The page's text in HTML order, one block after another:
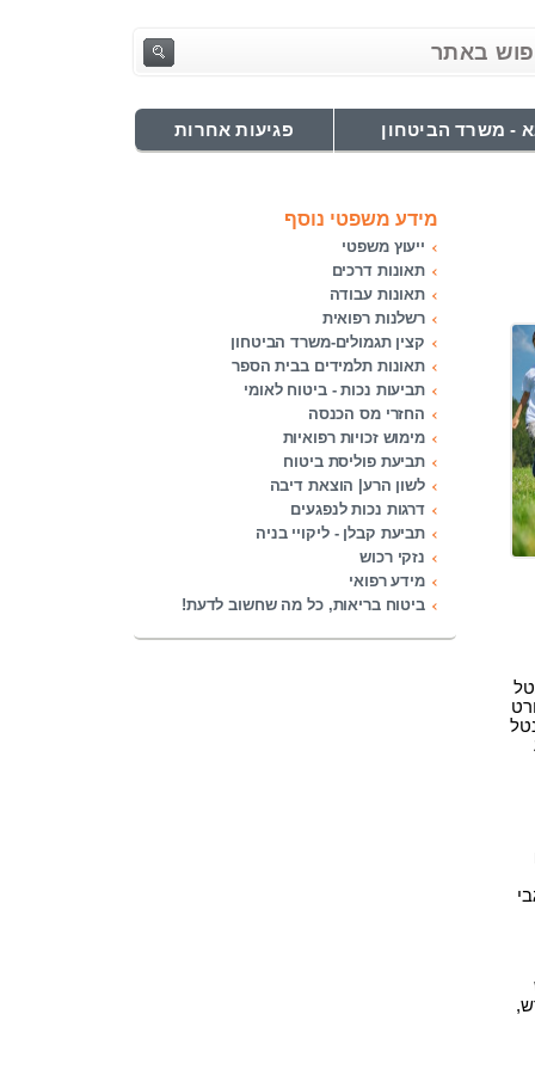
- משרד הביטחון פגיעות אחרות
מידע משפטי נוסף
ייעוץ משפטי
תאונות דרכים
תאונות עבודה
רשלנות רפואית
קצין תגמולים-משרד הביטחון
תאונות תלמידים בבית הספר
תביעות נכות - ביטוח לאומי
החזרי מס הכנסה
מימוש זכויות רפואיות
תביעת פוליסת ביטוח
לשון הרע| הוצאת דיבה
דרגות נכות לנפגעים
תביעת קבלן - ליקויי בניה
נזקי רכוש
מידע רפואי
ביטוח בריאות, כל מה שחשוב לדעת!